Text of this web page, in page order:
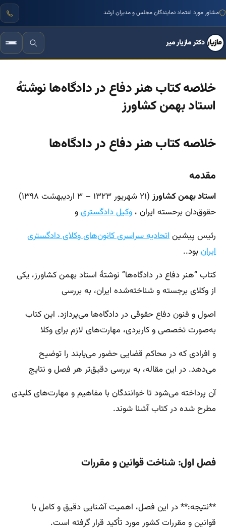
مشاور مورد اعتماد نمایندگان مجلس و مدیران ارشد
دکتر مازیار میر
خلاصه کتاب هنر دفاع در دادگاه‌ها نوشتهٔ
استاد بهمن کشاورز
خلاصه کتاب هنر دفاع در دادگاه‌ها
مقدمه
استاد بهمن کشاورز
(۲۱ شهریور ۱۳۲۳ – ۳ اردیبهشت ۱۳۹۸)
حقوق‌دان برحسته ایران ، وکیل دادگستریو
رئیس پیشیناتحادیه سراسری کانون‌های وکلای دادگستری
ایرانبود..
کتاب “هنر دفاع در دادگاه‌ها” نوشتهٔ استاد بهمن کشاورز، یکی
از وکلای برجسته و شناخته‌شده ایران، به بررسی
اصول و فنون دفاع حقوقی در دادگاه‌ها می‌پردازد. این کتاب
به‌صورت تخصصی و کاربردی، مهارت‌های لازم برای وکلا
و افرادی که در محاکم قضایی حضور می‌یابند را توضیح
می‌دهد. در این مقاله، به بررسی دقیق‌تر هر فصل و نتایج
آن پرداخته می‌شود تا خوانندگان با مفاهیم و مهارت‌های کلیدی
مطرح شده در کتاب آشنا شوند.
فصل اول: شناخت قوانین و مقررات
**نتیجه:** در این فصل، اهمیت آشنایی دقیق و کامل با
قوانین و مقررات کشور مورد تأکید قرار گرفته است.